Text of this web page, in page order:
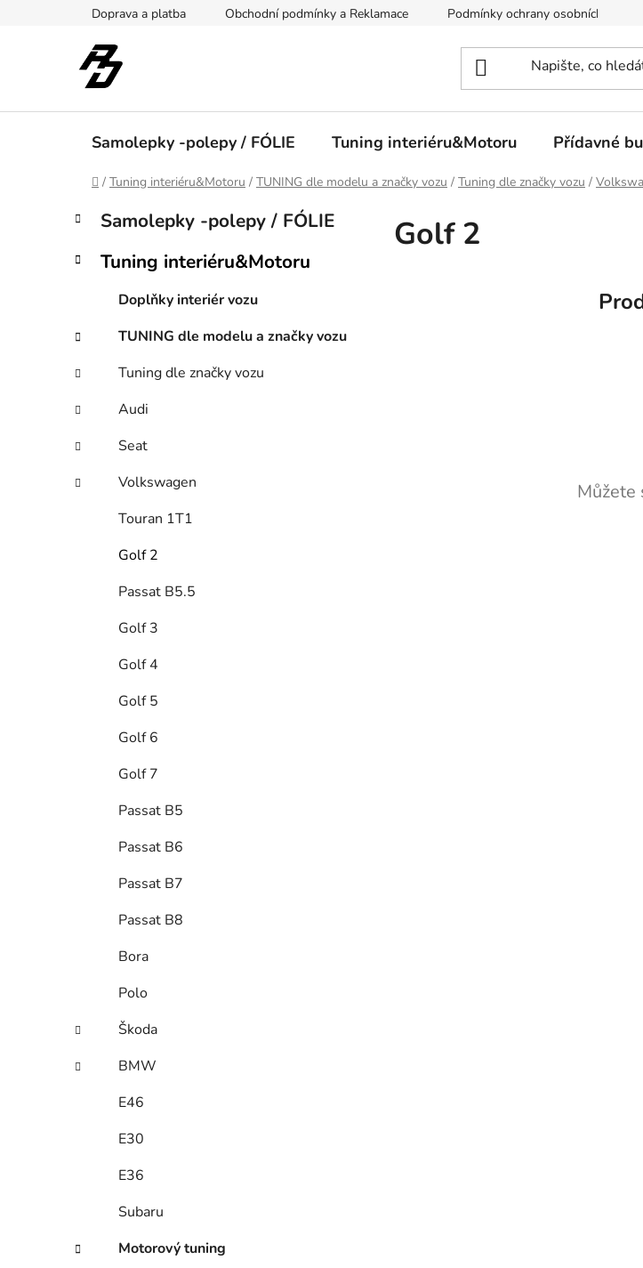
Doprava a platba Obchodní podmínky a Reklamace Podmínky ochrany osobních údajů
Samolepky -polepy / FÓLIE Tuning interiéru&Motoru Přídavné
Domů
/ Tuning interiéru&Motoru / TUNING dle modelu a značky vozu / Tuning dle značky vozu /
P
s
a
n
n
p
a
e
Přeskočit
kategorie
K
a
e
i
e
Samolepky -polepy / FÓLIE
Tuning interiéru&Motoru
Doplňky interiér vozu
TUNING dle modelu a značky vozu
Tuning dle značky vozu
Audi
Seat
Volkswagen
Touran 1T1
Golf 2
Passat B5.5
Golf 3
Golf 4
Golf 5
Golf 6
Golf 7
Passat B5
Passat B6
Passat B7
Passat B8
Bora
Polo
Škoda
BMW
E46
E30
E36
Subaru
Motorový tuning
Golf 2
Můžete